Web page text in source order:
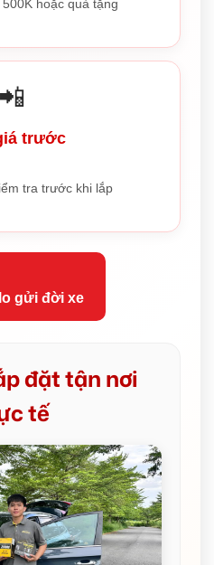
hoặc quà tặng
📲
trước
tra trước khi lắp
gửi đời xe
đặt tận nơi
tế